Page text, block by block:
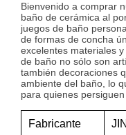
Bienvenido a comprar
baño de cerámica al
juegos de baño
de formas de concha
excelentes materiales
de baño no sólo son
también decoraciones
ambiente del baño, lo
para quienes
Fabricante